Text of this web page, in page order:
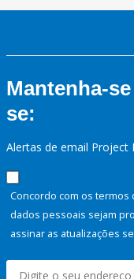
Mantenha-
se:
Alertas de email Project
Concordo com os termos
dados pessoais sejam
assinar as atualizações